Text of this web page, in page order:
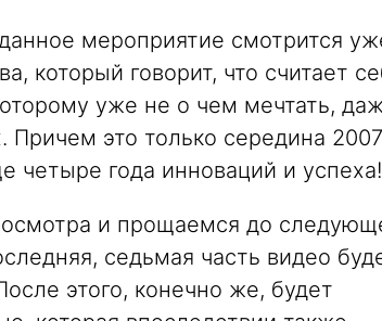
мероприятие смотрится
который говорит, что считает
уже не о чем мечтать,
Причем это только середина 2007
четыре года инноваций и успеха!
и прощаемся до
седьмая часть видео
этого, конечно же, будет